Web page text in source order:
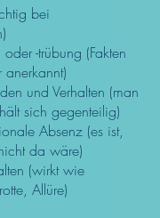
bei
-trübung (Fakten
und Verhalten (man
sich gegenteilig)
Absenz (es ist,
da wäre)
(wirkt wie
Allüre)